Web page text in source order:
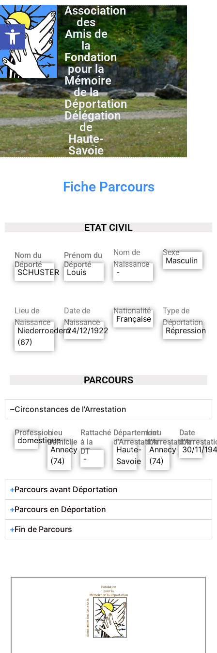
Ouvrir la barre d’outils
Association
des
Amis de
la
Fondation
pour la
Mémoire
de la
Déportation
Délégation
de
Haute-
Savoie
Fiche Parcours
ETAT CIVIL
Nom du
Déporté
SCHUSTER
Prénom du
Déporté
Louis
Nom de
Naissance
-
Sexe
Masculin
Lieu de
Naissance
Niederroedern
(67)
Date de
Naissance
24/12/1922
Nationalité
Française
Type de
Déportation
Répression
PARCOURS
Circonstances de l'Arrestation
Profession
domestique
Lieu
Domicile
Annecy
(74)
Rattaché
à la
DT
-
Département
d’Arrestation
Haute-
Savoie
Lieu
d’Arrestation
Annecy
(74)
Date
30/11/
Parcours avant Déportation
Parcours en Déportation
Fin de Parcours